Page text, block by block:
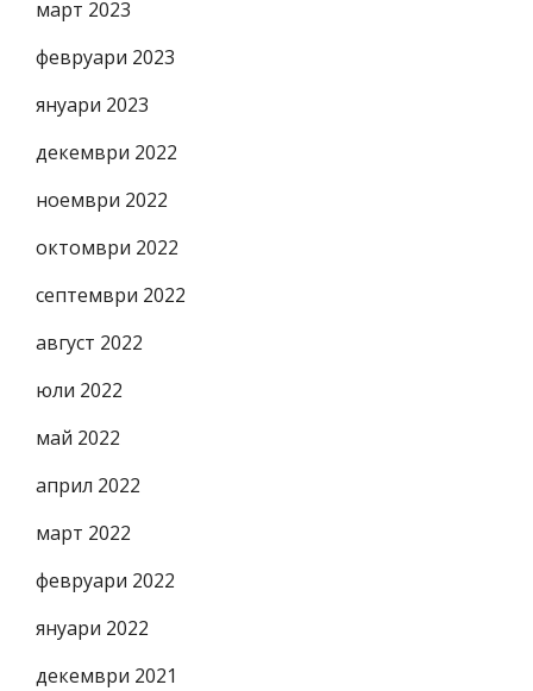
март 2023
февруари 2023
януари 2023
декември 2022
ноември 2022
октомври 2022
септември 2022
август 2022
юли 2022
май 2022
април 2022
март 2022
февруари 2022
януари 2022
декември 2021